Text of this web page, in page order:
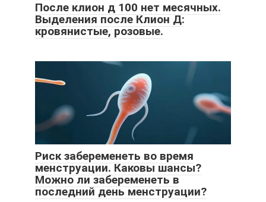
После клион д 100 нет месячных.
Выделения после Клион Д:
кровянистые, розовые.
Риск забеременеть во время
менструации. Каковы шансы?
Можно ли забеременеть в
последний день менструации?